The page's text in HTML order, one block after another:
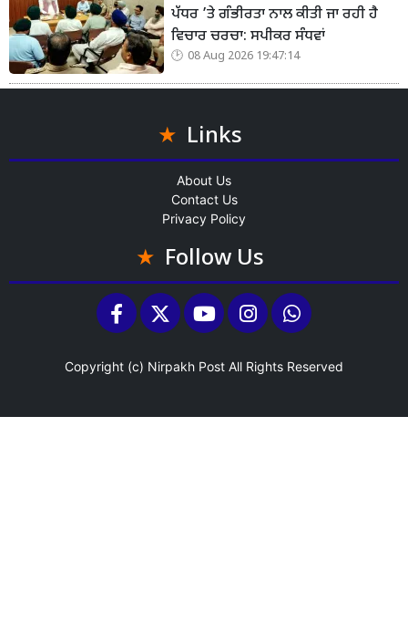
ਪੱਧਰ ’ਤੇ ਗੰਭੀਰਤਾ ਨਾਲ ਕੀਤੀ ਜਾ ਰਹੀ ਹੈ
ਵਿਚਾਰ ਚਰਚਾ: ਸਪੀਕਰ ਸੰਧਵਾਂ
08 Aug 2026 19:47:14
Links
About Us
Contact Us
Privacy Policy
Follow Us
Copyright (c) Nirpakh Post All Rights Reserved